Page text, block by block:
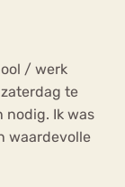
/ werk
te
nodig. Ik was
waardevolle